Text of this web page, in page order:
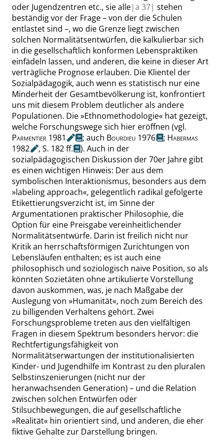
oder Jugendzentren etc., sie alle|a 37| stehen
beständig vor der Frage – von der die Schulen
entlastet sind –, wo die Grenze liegt zwischen
solchen Normalitätsentwürfen, die kalkulierbar sich
in die gesellschaftlich konformen Lebenspraktiken
einfädeln lassen, und anderen, die keine in dieser Art
verträgliche Prognose erlauben. Die Klientel der
Sozialpädagogik, auch wenn es statistisch nur eine
Minderheit der Gesamtbevölkerung ist, konfrontiert
uns mit diesem Problem deutlicher als andere
Populationen. Die»Ethnomethodologie« hat gezeigt,
welche Forschungswege sich hier eröffnen (vgl.
Parmentier 1981 ; auch Bourdieu 1976 ; Habermas
1982
, S. 182 ff. ). Auch in der
sozialpädagogischen Diskussion der 70er Jahre gibt
es einen wichtigen Hinweis: Der aus dem
symbolischen Interaktionismus, besonders aus dem
»labeling approach«, gelegentlich radikal gefolgerte
Etikettierungsverzicht ist, im Sinne der
Argumentationen praktischer Philosophie, die
Option für eine Preisgabe vereinheitlichender
Normalitätsentwürfe. Darin ist freilich nicht nur
Kritik an herrschaftsförmigen Zurichtungen von
Lebensläufen enthalten; es ist auch eine
philosophisch und soziologisch naive Position, so als
könnten Sozietäten ohne artikulierte Vorstellung
davon auskommen, was, je nach Maßgabe der
Auslegung von »Humanität«, noch zum Bereich des
zu billigenden Verhaltens gehört. Zwei
Forschungsprobleme treten aus den vielfältigen
Fragen in diesem Spektrum besonders hervor: die
Rechtfertigungsfähigkeit von
Normalitätserwartungen der institutionalisierten
Kinder- und Jugendhilfe im Kontrast zu den pluralen
Selbstinszenierungen (nicht nur der
heranwachsenden Generation) – und die Relation
zwischen solchen Entwürfen oder
Stilsuchbewegungen, die auf gesellschaftliche
»Realität« hin orientiert sind, und anderen, die eher
fiktive Gehalte zur Darstellung bringen.